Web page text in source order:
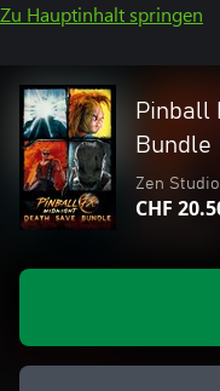
Zu Hauptinhalt springen
Pinball
Bundle
Zen
CHF